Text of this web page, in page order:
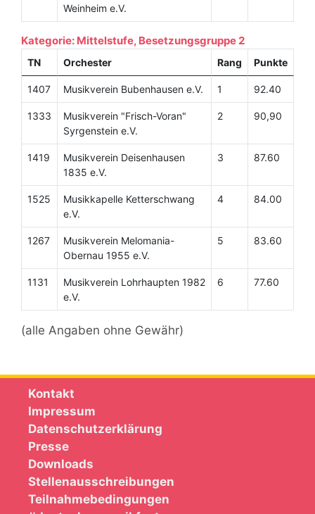
Weinheim e.V.
Kategorie: Mittelstufe, Besetzungsgruppe 2
TN Orchester Rang Punkte
1407 Musikverein Bubenhausen e.V. 1 92.40
1333
Musikverein "Frisch-Voran"
Syrgenstein e.V.
2 90,90
1419
Musikverein Deisenhausen
1835 e.V.
3 87.60
1525
Musikkapelle Ketterschwang
e.V.
4 84.00
1267
Musikverein Melomania-
Obernau 1955 e.V.
5 83.60
1131
Musikverein Lohrhaupten 1982
e.V.
6 77.60
(alle Angaben ohne Gewähr)
Kontakt
Impressum
Datenschutzerklärung
Presse
Downloads
Stellenausschreibungen
Teilnahmebedingungen